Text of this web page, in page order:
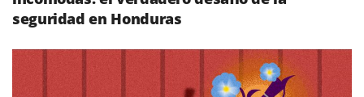
seguridad en Honduras